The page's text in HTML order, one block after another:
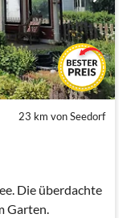
23 km von Seedorf